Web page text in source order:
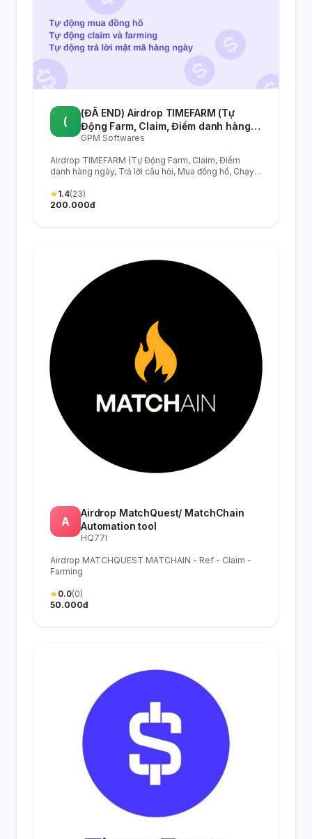
(
(ĐÃ END) Airdrop TIMEFARM (Tự
Động Farm, Claim, Điểm danh hàng
ngày, Trả lời câu hỏi, Mua đồng hồ,
Timefarm - Timefarm Airdrop
Automation Tool
GPM Softwares
Airdrop TIMEFARM (Tự Động Farm, Claim, Điểm
danh hàng ngày, Trả lời câu hỏi, Mua đồng hồ, Chạy
Timefarm Airdrop Automation Tool
★1.4(23)
200.000đ
A
Airdrop MatchQuest/ MatchChain
Automation tool
HQ77I
Airdrop MATCHQUEST MATCHAIN - Ref - Claim -
Farming
★0.0(0)
50.000đ